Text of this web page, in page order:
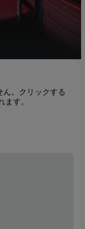
。クリックする
す。